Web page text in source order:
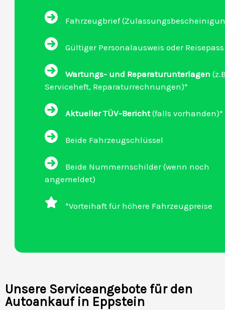
Fahrzeugbrief
Gültiger Personalausweis oder Reisepass
Wartungs- und Reparaturunterlagen
Serviceheft, Reparaturrechnungen)*
Aktueller TÜV-Bericht(falls vorhanden)*
Beide Fahrzeugschlüssel
Beide Nummernschilder (wenn noch
angemeldet)
*Vorteihaft für höhere Fahrzeugpreise
Unsere Serviceangebote für den
Autoankauf in Eppstein